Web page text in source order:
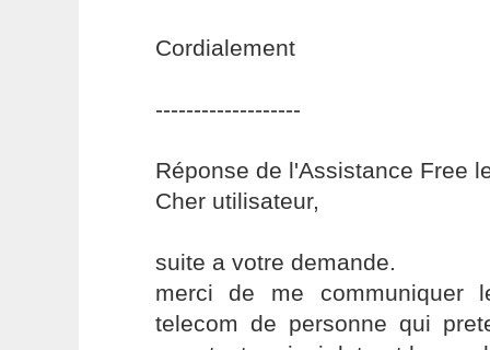
Cordialement
-------------------
Réponse de l'Assistance Free
Cher utilisateur,
suite a votre demande.
merci de me communiquer
telecom de personne qui